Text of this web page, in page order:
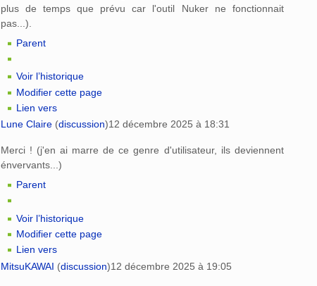
plus de temps que prévu car l'outil Nuker ne fonctionnait
pas...).
Parent
Voir l’historique
Modifier cette page
Lien vers
Lune Claire (discussion)12 décembre 2025 à 18:31
Merci ! (j'en ai marre de ce genre d'utilisateur, ils deviennent
énvervants...)
Parent
Voir l’historique
Modifier cette page
Lien vers
MitsuKAWAI (discussion)12 décembre 2025 à 19:05